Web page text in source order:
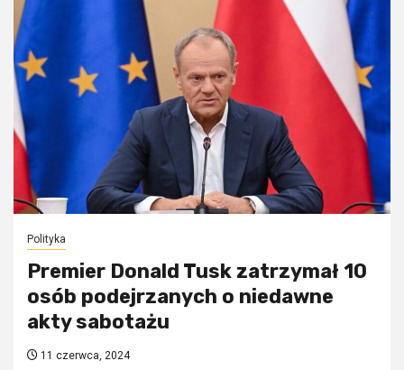
Polityka
Premier Donald Tusk zatrzymał 10
osób podejrzanych o niedawne
akty sabotażu
11 czerwca, 2024